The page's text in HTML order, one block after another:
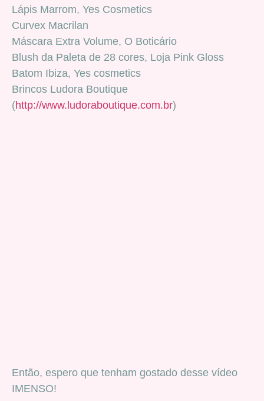
Lápis Marrom, Yes Cosmetics
Curvex Macrilan
Máscara Extra Volume, O Boticário
Blush da Paleta de 28 cores, Loja Pink Gloss
Batom Ibiza, Yes cosmetics
Brincos Ludora Boutique
(http://www.ludoraboutique.com.br)
Então, espero que tenham gostado desse vídeo
IMENSO!